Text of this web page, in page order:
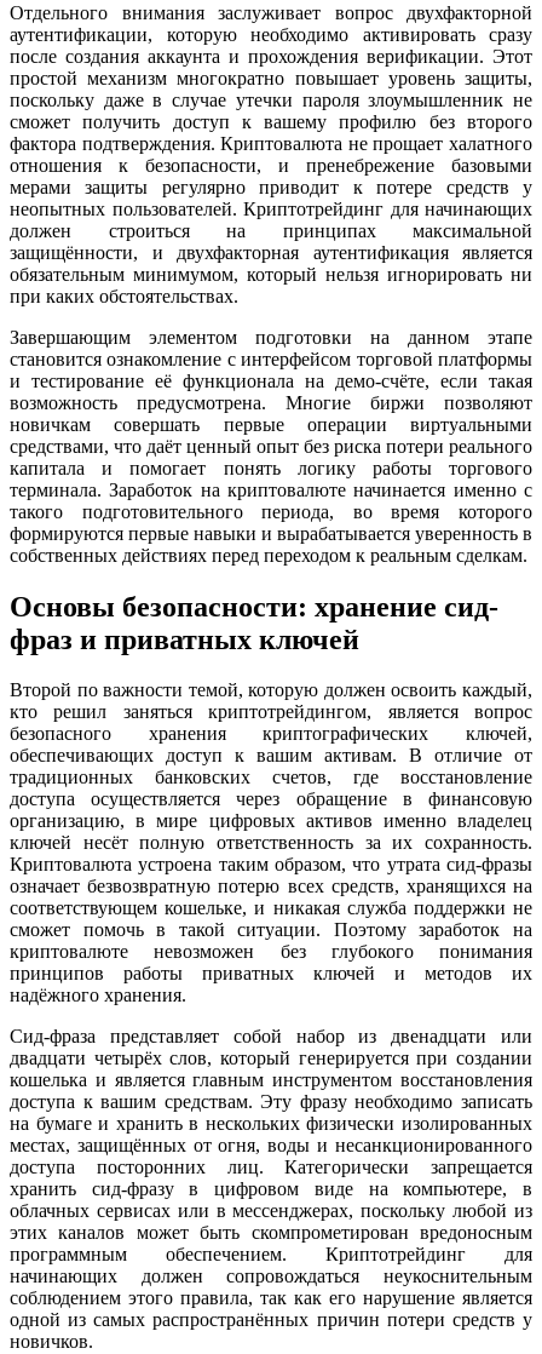
Отдельного внимания заслуживает вопрос двухфакторной
аутентификации, которую необходимо активировать сразу
после создания аккаунта и прохождения верификации. Этот
простой механизм многократно повышает уровень защиты,
поскольку даже в случае утечки пароля злоумышленник не
сможет получить доступ к вашему профилю без второго
фактора подтверждения. Криптовалюта не прощает халатного
отношения к безопасности, и пренебрежение базовыми
мерами защиты регулярно приводит к потере средств у
неопытных пользователей. Криптотрейдинг для начинающих
должен строиться на принципах максимальной
защищённости, и двухфакторная аутентификация является
обязательным минимумом, который нельзя игнорировать ни
при каких обстоятельствах.
Завершающим элементом подготовки на данном этапе
становится ознакомление с интерфейсом торговой платформы
и тестирование её функционала на демо-счёте, если такая
возможность предусмотрена. Многие биржи позволяют
новичкам совершать первые операции виртуальными
средствами, что даёт ценный опыт без риска потери реального
капитала и помогает понять логику работы торгового
терминала. Заработок на криптовалюте начинается именно с
такого подготовительного периода, во время которого
формируются первые навыки и вырабатывается уверенность в
собственных действиях перед переходом к реальным сделкам.
Основы безопасности: хранение сид-
фраз и приватных ключей
Второй по важности темой, которую должен освоить каждый,
кто решил заняться криптотрейдингом, является вопрос
безопасного хранения криптографических ключей,
обеспечивающих доступ к вашим активам. В отличие от
традиционных банковских счетов, где восстановление
доступа осуществляется через обращение в финансовую
организацию, в мире цифровых активов именно владелец
ключей несёт полную ответственность за их сохранность.
Криптовалюта устроена таким образом, что утрата сид-фразы
означает безвозвратную потерю всех средств, хранящихся на
соответствующем кошельке, и никакая служба поддержки не
сможет помочь в такой ситуации. Поэтому заработок на
криптовалюте невозможен без глубокого понимания
принципов работы приватных ключей и методов их
надёжного хранения.
Сид-фраза представляет собой набор из двенадцати или
двадцати четырёх слов, который генерируется при создании
кошелька и является главным инструментом восстановления
доступа к вашим средствам. Эту фразу необходимо записать
на бумаге и хранить в нескольких физически изолированных
местах, защищённых от огня, воды и несанкционированного
доступа посторонних лиц. Категорически запрещается
хранить сид-фразу в цифровом виде на компьютере, в
облачных сервисах или в мессенджерах, поскольку любой из
этих каналов может быть скомпрометирован вредоносным
программным обеспечением. Криптотрейдинг для
начинающих должен сопровождаться неукоснительным
соблюдением этого правила, так как его нарушение является
одной из самых распространённых причин потери средств у
новичков.